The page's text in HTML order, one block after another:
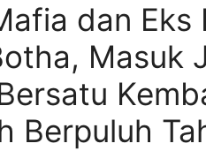
dan Eks
Masuk
Berpuluh